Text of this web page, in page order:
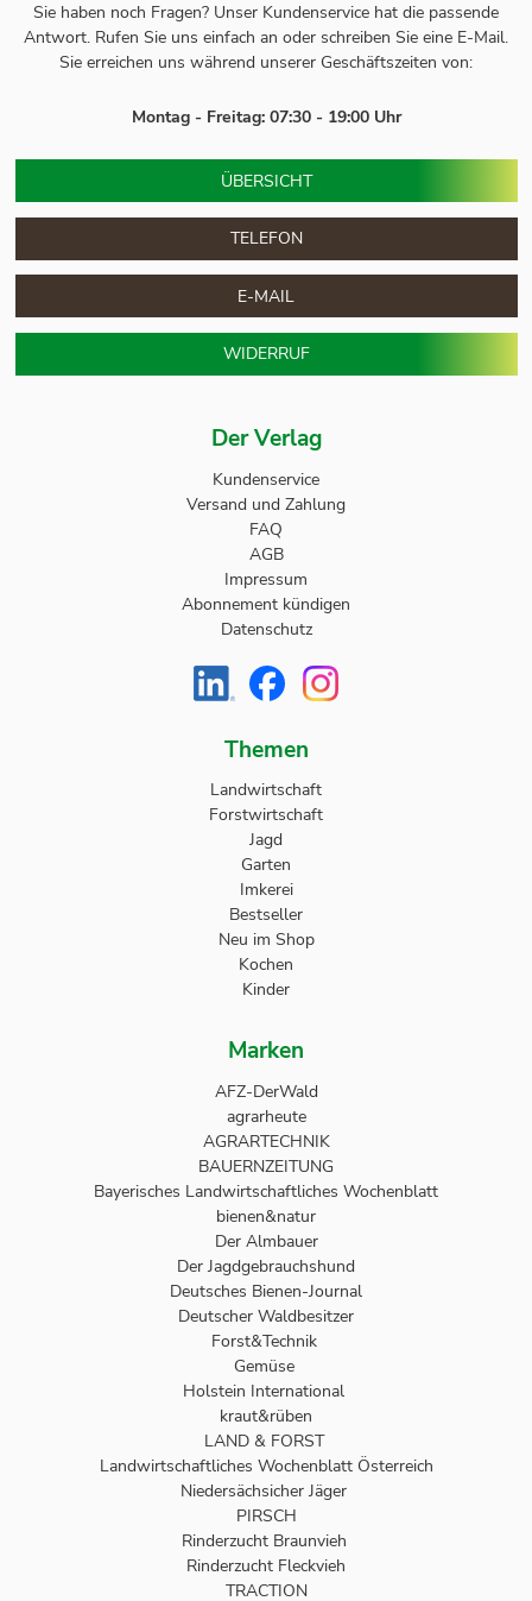
Der Verlag
Kundenservice
Versand und Zahlung
FAQ
AGB
Impressum
Abonnement kündigen
Datenschutz
Themen
Landwirtschaft
Forstwirtschaft
Jagd
Garten
Imkerei
Bestseller
Neu im Shop
Kochen
Kinder
Marken
AFZ-DerWald
agrarheute
AGRARTECHNIK
BAUERNZEITUNG
Bayerisches Landwirtschaftliches Wochenblatt
bienen&natur
Der Almbauer
Der Jagdgebrauchshund
Deutsches Bienen-Journal
Deutscher Waldbesitzer
Forst&Technik
Gemüse
Holstein International
kraut&rüben
LAND & FORST
Landwirtschaftliches Wochenblatt Österreich
Niedersächsicher Jäger
PIRSCH
Rinderzucht Braunvieh
Rinderzucht Fleckvieh
TRACTION
Sie haben noch Fragen? Unser Kundenservice hat die passende
Antwort. Rufen Sie uns einfach an oder schreiben Sie eine E-Mail.
Sie erreichen uns während unserer Geschäftszeiten von:
Montag - Freitag: 07:30 - 19:00 Uhr
ÜBERSICHT
TELEFON
E-MAIL
WIDERRUF